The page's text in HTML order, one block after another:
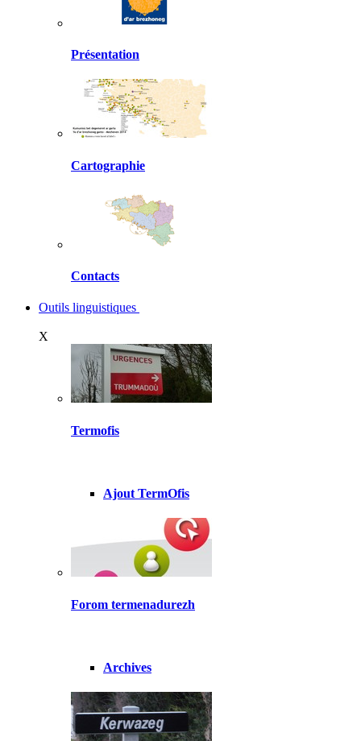
Présentation
Cartographie
Contacts
Outils linguistiques
X
Termofis
Ajout TermOfis
Forom termenadurezh
Archives